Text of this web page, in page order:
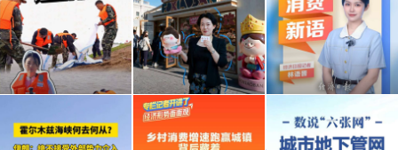
众志 山西 消费